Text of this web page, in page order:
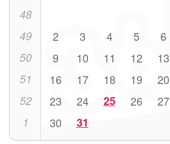
48
49 2 3 4 5 6
50 9 10 11 12 13
51 16 17 18 19 20
52 23 24 25 26 27
1 30 31